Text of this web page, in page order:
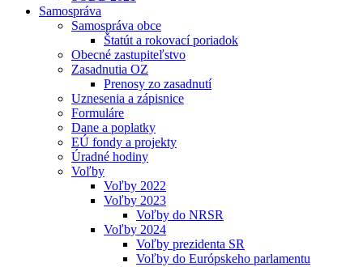
Samospráva
Samospráva obce
Štatút a rokovací poriadok
Obecné zastupiteľstvo
Zasadnutia OZ
Prenosy zo zasadnutí
Uznesenia a zápisnice
Formuláre
Dane a poplatky
EÚ fondy a projekty
Úradné hodiny
Voľby
Voľby 2022
Voľby 2023
Voľby do NRSR
Voľby 2024
Voľby prezidenta SR
Voľby do Európskeho parlamentu